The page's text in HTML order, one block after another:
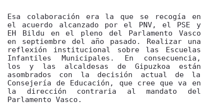
Esa colaboración era la que se recogía en
el acuerdo alcanzado por el PNV, el PSE y
EH Bildu en el pleno del Parlamento Vasco
en septiembre del año pasado. Realizar una
reflexión institucional sobre las Escuelas
Infantiles Municipales. En consecuencia,
los y las alcaldesas de Gipuzkoa están
asombrados con la decisión actual de la
Consejería de Educación, que cree que va en
la dirección contraria al mandato del
Parlamento Vasco.